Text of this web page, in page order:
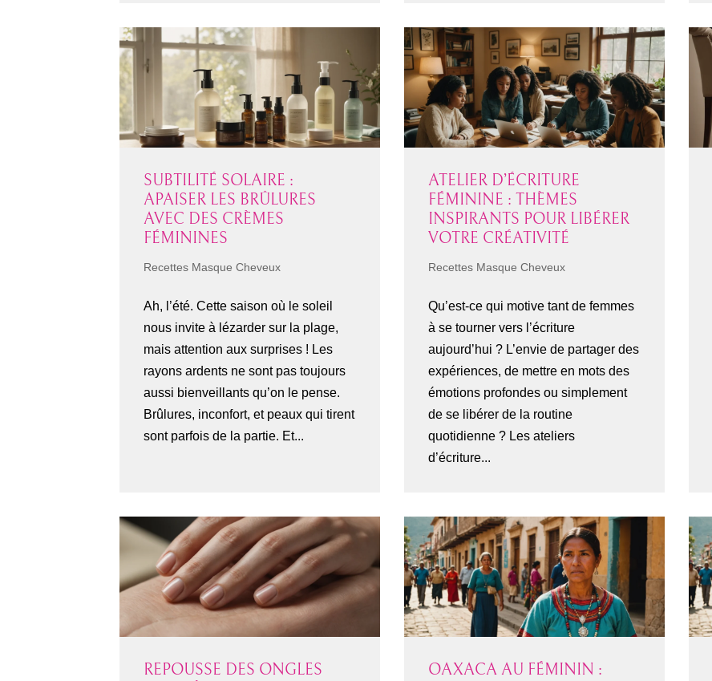
SUBTILITÉ SOLAIRE :
APAISER LES BRÛLURES
AVEC DES CRÈMES
FÉMININES
Recettes Masque Cheveux
Ah, l’été. Cette saison où le soleil
nous invite à lézarder sur la plage,
mais attention aux surprises ! Les
rayons ardents ne sont pas toujours
aussi bienveillants qu’on le pense.
Brûlures, inconfort, et peaux qui tirent
sont parfois de la partie. Et...
ATELIER D’ÉCRITURE
FÉMININE : THÈMES
INSPIRANTS POUR LIBÉRER
VOTRE CRÉATIVITÉ
Recettes Masque Cheveux
Qu’est-ce qui motive tant de femmes
à se tourner vers l’écriture
aujourd’hui ? L’envie de partager des
expériences, de mettre en mots des
émotions profondes ou simplement
de se libérer de la routine
quotidienne ? Les ateliers
d’écriture...
REPOUSSE DES ONGLES
OAXACA AU FÉMININ :